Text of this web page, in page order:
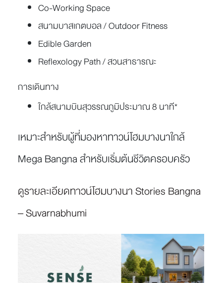
Co-Working Space
สนามบาสเกตบอล / Outdoor Fitness
Edible Garden
Reflexology Path / สวนสาธารณะ
การเดินทาง
ใกล้สนามบินสุวรรณภูมิประมาณ 8 นาที*
เหมาะสำหรับผู้ที่มองหาทาวน์โฮมบางนาใกล้
Mega Bangna สำหรับเริ่มต้นชีวิตครอบครัว
ดูรายละเอียดทาวน์โฮมบางนา Stories Bangna
– Suvarnabhumi